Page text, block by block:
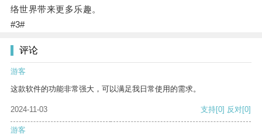
络世界带来更多乐趣。
#3#
评论
游客
这款软件的功能非常强大，可以满足我日常使用的需求。
2024-11-03 支持[0] 反对[0]
游客